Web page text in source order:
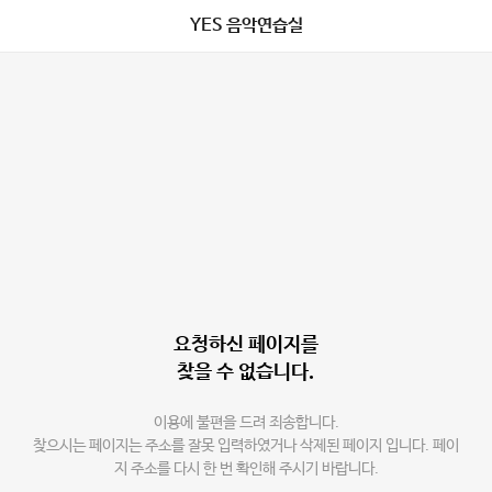
YES 음악연습실
요청하신 페이지를
찾을 수 없습니다.
이용에 불편을 드려 죄송합니다.
찾으시는 페이지는 주소를 잘못 입력하였거나 삭제된 페이지 입니다. 페이
지 주소를 다시 한 번 확인해 주시기 바랍니다.